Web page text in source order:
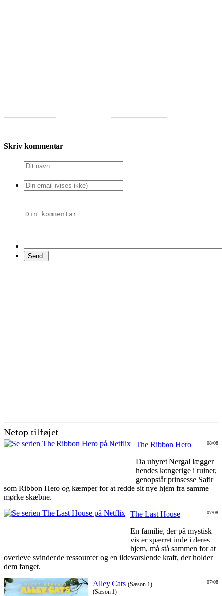
Skriv kommentar
Netop tilføjet
08/08
The Ribbon Hero
Da uhyret Nergal lægger
hendes kongerige i ruiner,
genopstår prinsesse Safir
som Ribbon Hero og kæmper for at redde sit nye hjem fra samme
mørke skæbne.
07/08
The Last House
En familie, der på mystisk
vis er spærret inde i deres
hjem, må stå sammen for at
overleve svindende ressourcer og en ildevarslende kraft, der holder
dem fanget.
07/08
Alley Cats (Sæson 1)
(Sæson 1)